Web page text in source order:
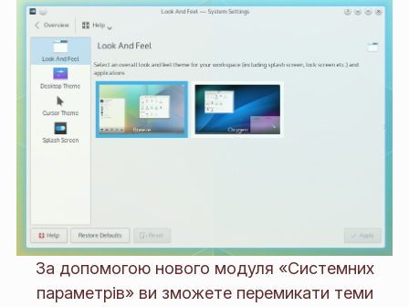
За допомогою нового модуля «Системних
параметрів» ви зможете перемикати теми